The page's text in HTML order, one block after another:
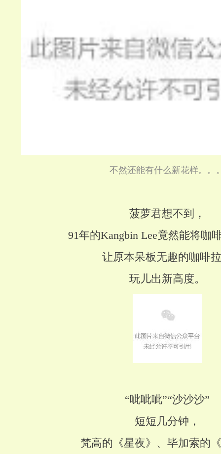
不然还能有什么新花样。。
菠萝君想不到，
91年的Kangbin Lee竟然能将咖
让原本呆板无趣的咖啡
玩儿出新高度。
“呲呲呲”“沙沙沙”
短短几分钟，
梵高的《星夜》、毕加索的